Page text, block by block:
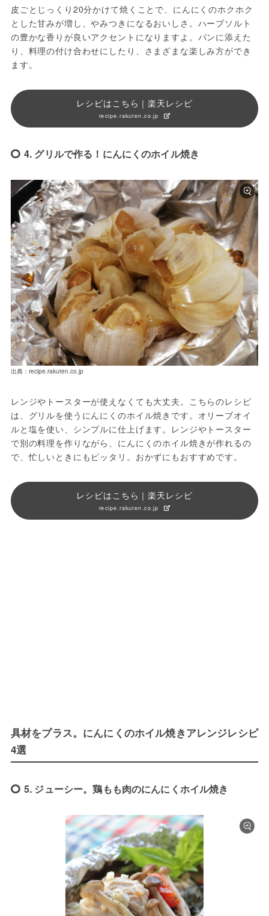
皮ごとじっくり20分かけて焼くことで、にんにくのホクホク
とした甘みが増し、やみつきになるおいしさ。ハーブソルト
の豊かな香りが良いアクセントになりますよ。パンに添えた
り、料理の付け合わせにしたり、さまざまな楽しみ方ができ
ます。
レシピはこちら｜楽天レシピ
recipe.rakuten.co.jp
4. グリルで作る！にんにくのホイル焼き
出典：recipe.rakuten.co.jp
レンジやトースターが使えなくても大丈夫。こちらのレシピ
は、グリルを使うにんにくのホイル焼きです。オリーブオイ
ルと塩を使い、シンプルに仕上げます。レンジやトースター
で別の料理を作りながら、にんにくのホイル焼きが作れるの
で、忙しいときにもピッタリ。おかずにもおすすめです。
レシピはこちら｜楽天レシピ
recipe.rakuten.co.jp
具材をプラス。にんにくのホイル焼きアレンジレシピ
4選
5. ジューシー。鶏もも肉のにんにくホイル焼き